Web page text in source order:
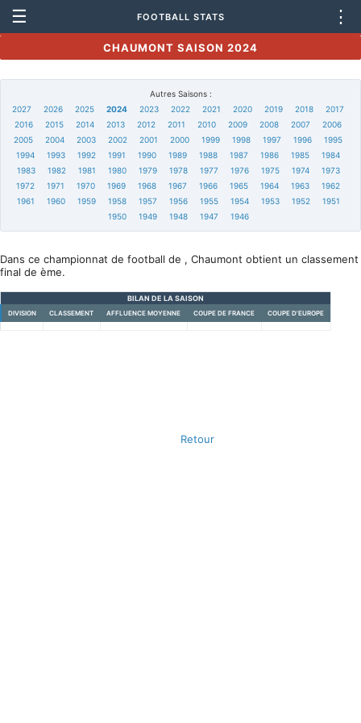
☰ FOOTBALL STATS ⋮
CHAUMONT SAISON 2024
Autres Saisons :
2027
2026 2025 2024 2023 2022 2021 2020 2019 2018
2017
2016
2015 2014 2013 2012 2011 2010 2009 2008 2007
2006
2005
2004 2003 2002 2001 2000 1999 1998 1997 1996
1995
1994
1993 1992 1991 1990 1989 1988 1987 1986 1985
1984
1983
1982 1981 1980 1979 1978 1977 1976 1975 1974
1973
1972
1971 1970 1969 1968 1967 1966 1965 1964 1963
1962
1961
1960 1959 1958 1957 1956 1955 1954 1953 1952
1951
1950
1949 1948 1947 1946
Dans ce championnat de football de , Chaumont obtient un classement
final de ème.
BILAN DE LA SAISON
DIVISION CLASSEMENT AFFLUENCE MOYENNE COUPE DE FRANCE COUPE D'EUROPE
Retour